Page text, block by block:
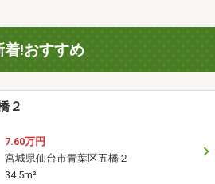
着!おすすめ
２
7.60万円
宮城県仙台市青葉区五橋２
34.5m²